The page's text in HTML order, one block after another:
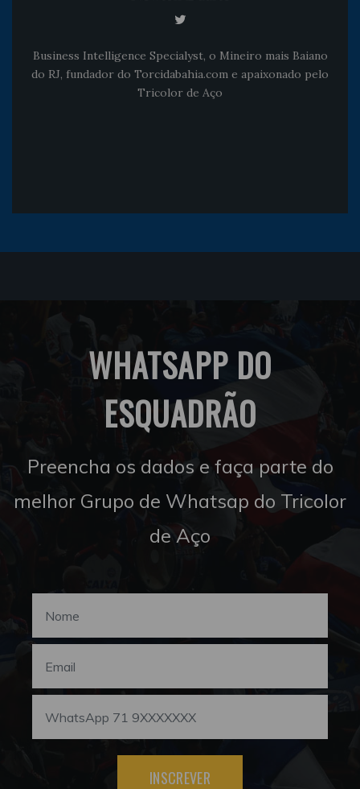
Business Intelligence Specialyst, o Mineiro mais Baiano
do RJ, fundador do Torcidabahia.com e apaixonado pelo
Tricolor de Aço
WHATSAPP DO
ESQUADRÃO
Preencha os dados e faça parte do
melhor Grupo de Whatsap do Tricolor
de Aço
INSCREVER